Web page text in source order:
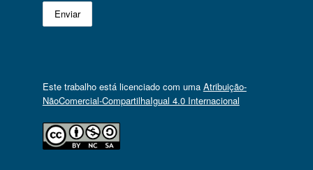
Este trabalho está licenciado com uma Atribuição-
NãoComercial-CompartilhaIgual 4.0 Internacional